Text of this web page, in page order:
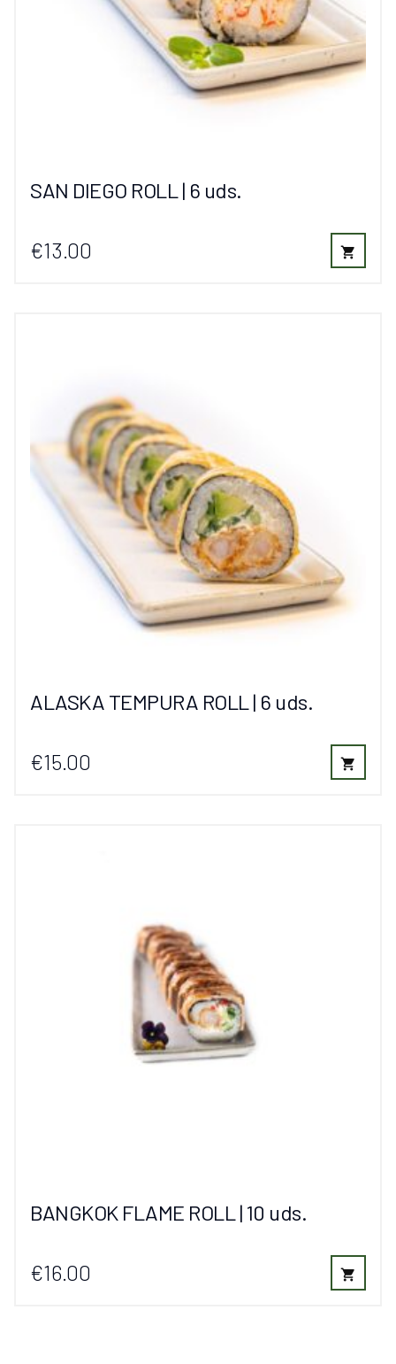
SAN DIEGO ROLL | 6 uds.
€13.00 shopping_cart
ALASKA TEMPURA ROLL | 6 uds.
€15.00 shopping_cart
BANGKOK FLAME ROLL | 10 uds.
€16.00 shopping_cart